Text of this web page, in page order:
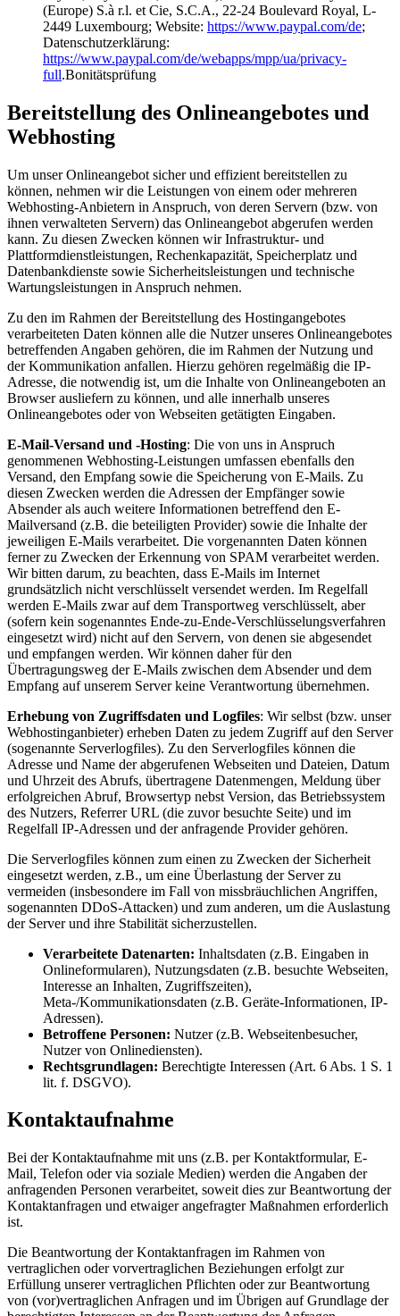
(Europe) S.à r.l. et Cie, S.C.A., 22-24 Boulevard Royal, L-
2449 Luxembourg; Website: https://www.paypal.com/de;
Datenschutzerklärung:
https://www.paypal.com/de/webapps/mpp/ua/privacy-
full.Bonitätsprüfung
Bereitstellung des Onlineangebotes und
Webhosting
Um unser Onlineangebot sicher und effizient bereitstellen zu
können, nehmen wir die Leistungen von einem oder mehreren
Webhosting-Anbietern in Anspruch, von deren Servern (bzw. von
ihnen verwalteten Servern) das Onlineangebot abgerufen werden
kann. Zu diesen Zwecken können wir Infrastruktur- und
Plattformdienstleistungen, Rechenkapazität, Speicherplatz und
Datenbankdienste sowie Sicherheitsleistungen und technische
Wartungsleistungen in Anspruch nehmen.
Zu den im Rahmen der Bereitstellung des Hostingangebotes
verarbeiteten Daten können alle die Nutzer unseres Onlineangebotes
betreffenden Angaben gehören, die im Rahmen der Nutzung und
der Kommunikation anfallen. Hierzu gehören regelmäßig die IP-
Adresse, die notwendig ist, um die Inhalte von Onlineangeboten an
Browser ausliefern zu können, und alle innerhalb unseres
Onlineangebotes oder von Webseiten getätigten Eingaben.
E-Mail-Versand und -Hosting: Die von uns in Anspruch
genommenen Webhosting-Leistungen umfassen ebenfalls den
Versand, den Empfang sowie die Speicherung von E-Mails. Zu
diesen Zwecken werden die Adressen der Empfänger sowie
Absender als auch weitere Informationen betreffend den E-
Mailversand (z.B. die beteiligten Provider) sowie die Inhalte der
jeweiligen E-Mails verarbeitet. Die vorgenannten Daten können
ferner zu Zwecken der Erkennung von SPAM verarbeitet werden.
Wir bitten darum, zu beachten, dass E-Mails im Internet
grundsätzlich nicht verschlüsselt versendet werden. Im Regelfall
werden E-Mails zwar auf dem Transportweg verschlüsselt, aber
(sofern kein sogenanntes Ende-zu-Ende-Verschlüsselungsverfahren
eingesetzt wird) nicht auf den Servern, von denen sie abgesendet
und empfangen werden. Wir können daher für den
Übertragungsweg der E-Mails zwischen dem Absender und dem
Empfang auf unserem Server keine Verantwortung übernehmen.
Erhebung von Zugriffsdaten und Logfiles: Wir selbst (bzw. unser
Webhostinganbieter) erheben Daten zu jedem Zugriff auf den Server
(sogenannte Serverlogfiles). Zu den Serverlogfiles können die
Adresse und Name der abgerufenen Webseiten und Dateien, Datum
und Uhrzeit des Abrufs, übertragene Datenmengen, Meldung über
erfolgreichen Abruf, Browsertyp nebst Version, das Betriebssystem
des Nutzers, Referrer URL (die zuvor besuchte Seite) und im
Regelfall IP-Adressen und der anfragende Provider gehören.
Die Serverlogfiles können zum einen zu Zwecken der Sicherheit
eingesetzt werden, z.B., um eine Überlastung der Server zu
vermeiden (insbesondere im Fall von missbräuchlichen Angriffen,
sogenannten DDoS-Attacken) und zum anderen, um die Auslastung
der Server und ihre Stabilität sicherzustellen.
Verarbeitete Datenarten: Inhaltsdaten (z.B. Eingaben in
Onlineformularen), Nutzungsdaten (z.B. besuchte Webseiten,
Interesse an Inhalten, Zugriffszeiten),
Meta-/Kommunikationsdaten (z.B. Geräte-Informationen, IP-
Adressen).
Betroffene Personen: Nutzer (z.B. Webseitenbesucher,
Nutzer von Onlinediensten).
Rechtsgrundlagen: Berechtigte Interessen (Art. 6 Abs. 1 S. 1
lit. f. DSGVO).
Kontaktaufnahme
Bei der Kontaktaufnahme mit uns (z.B. per Kontaktformular, E-
Mail, Telefon oder via soziale Medien) werden die Angaben der
anfragenden Personen verarbeitet, soweit dies zur Beantwortung der
Kontaktanfragen und etwaiger angefragter Maßnahmen erforderlich
ist.
Die Beantwortung der Kontaktanfragen im Rahmen von
vertraglichen oder vorvertraglichen Beziehungen erfolgt zur
Erfüllung unserer vertraglichen Pflichten oder zur Beantwortung
von (vor)vertraglichen Anfragen und im Übrigen auf Grundlage der